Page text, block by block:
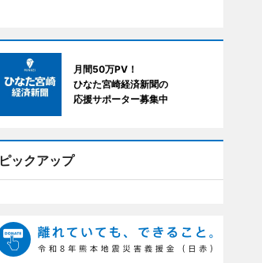
月間50万PV！
ひなた宮崎経済新聞の
応援サポーター募集中
ピックアップ